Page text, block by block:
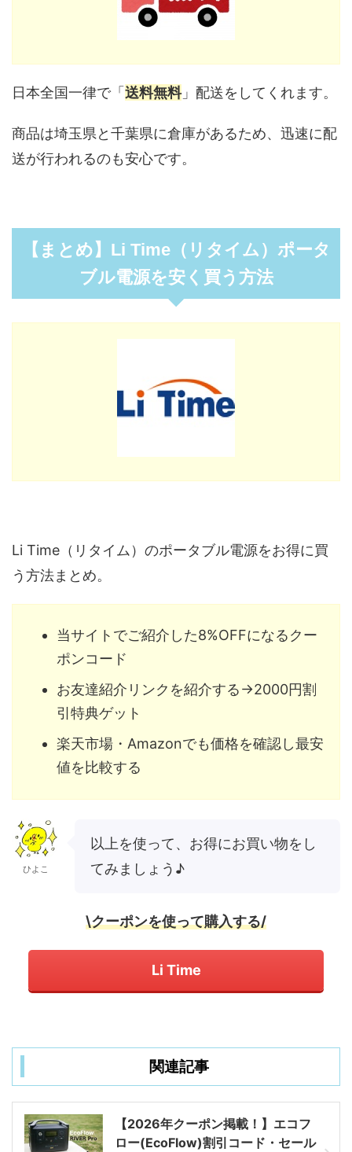
日本全国一律で「送料無料」配送をしてくれます。
商品は埼玉県と千葉県に倉庫があるため、迅速に配
送が行われるのも安心です。
【まとめ】Li Time（リタイム）ポータ
ブル電源を安く買う方法
Li Time（リタイム）のポータブル電源をお得に買
う方法まとめ。
当サイトでご紹介した8%OFFになるクー
ポンコード
お友達紹介リンクを紹介する→2000円割
引特典ゲット
楽天市場・Amazonでも価格を確認し最安
値を比較する
ひよこ
以上を使って、お得にお買い物をし
てみましょう♪
\クーポンを使って購入する/
Li Time
関連記事
【2026年クーポン掲載！】エコフ
ロー(EcoFlow)割引コード・セール